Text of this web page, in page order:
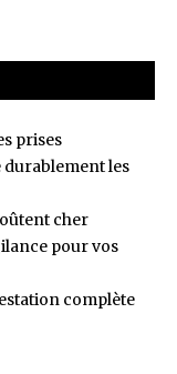
prises
les
cher
pour vos
complète